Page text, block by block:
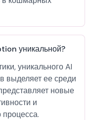
уникальной?
уникального AI
выделяет ее среди
новые
и
процесса.